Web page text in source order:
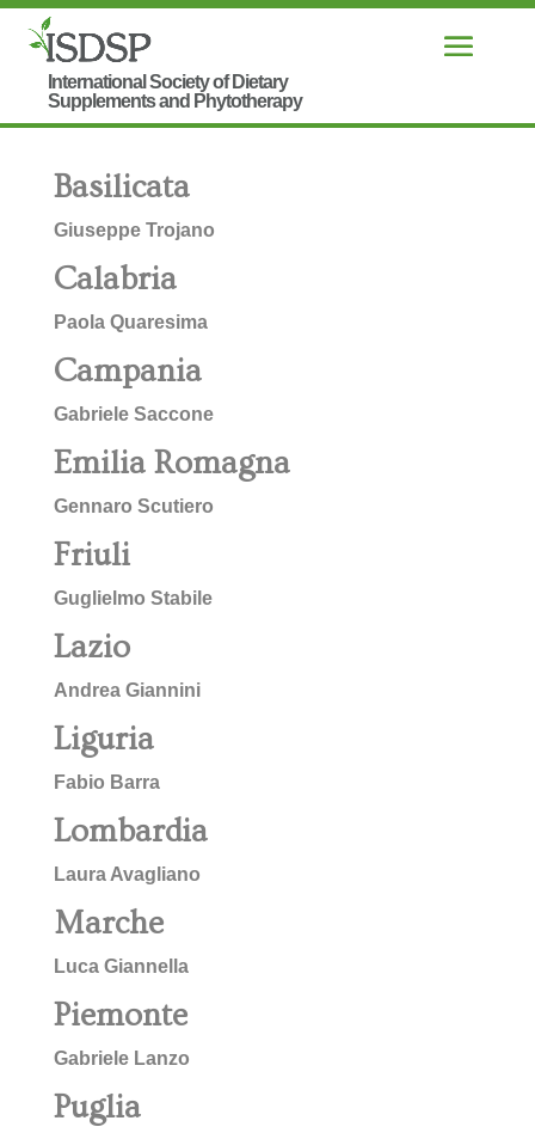
Basilicata
Giuseppe Trojano
Calabria
Paola Quaresima
Campania
Gabriele Saccone
Emilia Romagna
Gennaro Scutiero
Friuli
Guglielmo Stabile
Lazio
Andrea Giannini
Liguria
Fabio Barra
Lombardia
Laura Avagliano
Marche
Luca Giannella
Piemonte
Gabriele Lanzo
Puglia